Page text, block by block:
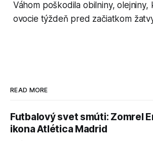
Váhom poškodila obilniny, olejniny,
ovocie týždeň pred začiatkom
READ MORE
Futbalový svet smúti: Zomrel
ikona Atlética Madrid